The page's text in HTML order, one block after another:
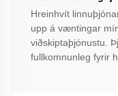
Hreinhvít
upp á væntingar
viðskiptaþjónustu.
fullkomnunleg fyrir